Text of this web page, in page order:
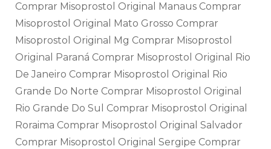
Comprar Misoprostol Original Manaus Comprar
Misoprostol Original Mato Grosso Comprar
Misoprostol Original Mg Comprar Misoprostol
Original Paraná Comprar Misoprostol Original Rio
De Janeiro Comprar Misoprostol Original Rio
Grande Do Norte Comprar Misoprostol Original
Rio Grande Do Sul Comprar Misoprostol Original
Roraima Comprar Misoprostol Original Salvador
Comprar Misoprostol Original Sergipe Comprar